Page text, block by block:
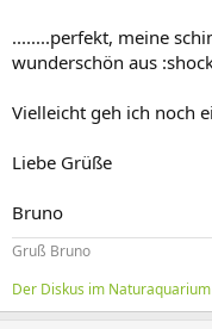
........perfekt, meine
wunderschön aus
Vielleicht geh ich noch
Liebe Grüße
Bruno
Gruß Bruno
Der Diskus im Naturaquarium